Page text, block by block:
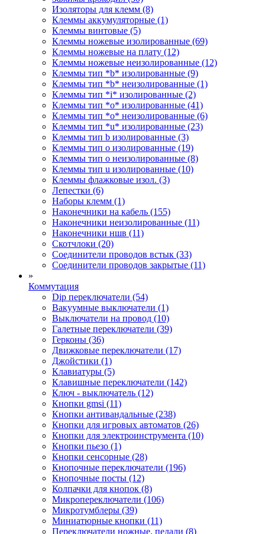
Изоляторы для клемм (8)
Клеммы аккумуляторные (1)
Клеммы винтовые (5)
Клеммы ножевые изолированные (69)
Клеммы ножевые на плату (12)
Клеммы ножевые неизолированные (12)
Клеммы тип *b* изолированные (9)
Клеммы тип *b* неизолированные (1)
Клеммы тип *i* изолированные (2)
Клеммы тип *o* изолированные (41)
Клеммы тип *o* неизолированные (6)
Клеммы тип *u* изолированные (23)
Клеммы тип b изолированные (3)
Клеммы тип o изолированные (19)
Клеммы тип o неизолированные (8)
Клеммы тип u изолированные (10)
Клеммы флажковые изол. (3)
Лепестки (6)
Наборы клемм (1)
Наконечники на кабель (155)
Наконечники неизолированные (11)
Наконечники ншв (11)
Скотчлоки (20)
Соединители проводов встык (33)
Соединители проводов закрытые (11)
»
Коммутация
Dip переключатели (54)
Вакуумные выключатели (1)
Выключатели на провод (10)
Галетные переключатели (39)
Герконы (36)
Движковые переключатели (17)
Джойстики (1)
Клавиатуры (5)
Клавишные переключатели (142)
Ключ - выключатель (12)
Кнопки gmsi (11)
Кнопки антивандальные (238)
Кнопки для игровых автоматов (26)
Кнопки для электроинструмента (10)
Кнопки пьезо (1)
Кнопки сенсорные (28)
Кнопочные переключатели (196)
Кнопочные посты (12)
Колпачки для кнопок (8)
Микропереключатели (106)
Микротумблеры (39)
Миниатюрные кнопки (11)
Переключатели ножные, педали (8)